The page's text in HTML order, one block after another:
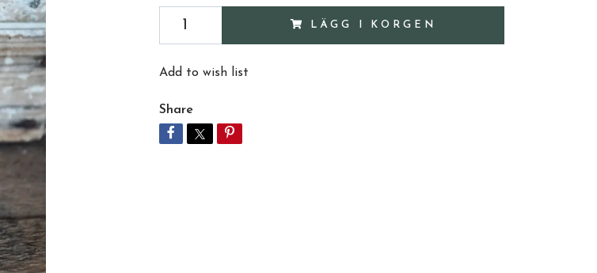
LÄGG I KORGEN
Add to wish list
Share